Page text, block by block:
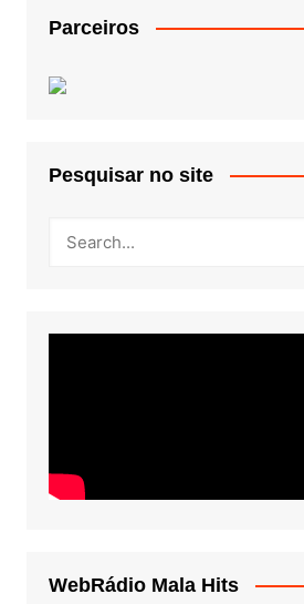
Parceiros
Pesquisar no site
WebRádio Mala Hits